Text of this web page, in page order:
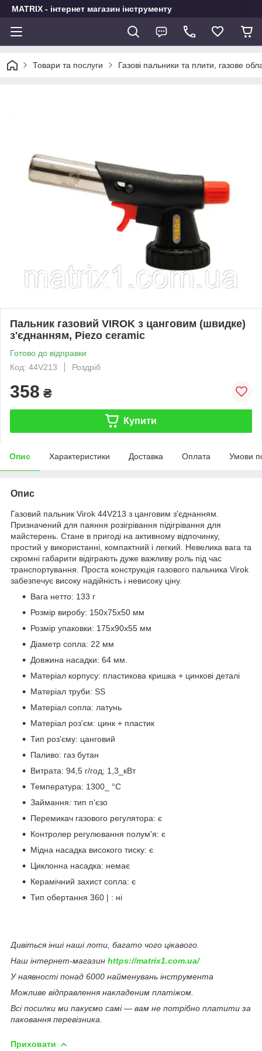
MATRIX - інтернет магазин інструменту
Товари та послуги Газові пальники та плити, газове
Пальник газовий VIROK з цанговим (швидке)
з'єднанням, Piezo ceramic
Готово до відправки
Код: 44V213
Роздріб
358 ₴
Купити
Опис Характеристики Доставка Оплата Умови
Опис
Газовий пальник Virok 44V213 з цанговим з'єднанням.
Призначений для паяння розігрівання підігрівання для
майстерень. Стане в пригоді на активному відпочинку,
простий у використанні, компактний і легкий. Невелика вага та
скромні габарити відіграють дуже важливу роль під час
транспортування. Проста конструкція газового пальника Virok
забезпечує високу надійність і невисоку ціну.
Вага нетто: 133 г
Розмір виробу: 150х75х50 мм
Розмір упаковки: 175х90х55 мм
Діаметр сопла: 22 мм
Довжина насадки: 64 мм.
Матеріал корпусу: пластикова кришка + цинкові деталі
Матеріал труби: SS
Матеріал сопла: латунь
Матеріал роз'єм: цинк + пластик
Тип роз'єму: цанговий
Паливо: газ бутан
Витрата: 94,5 г/год; 1,3_кВт
Температура: 1300_ °C
Займання: тип п'єзо
Перемикач газового регулятора: є
Контролер регулювання полум'я: є
Мідна насадка високого тиску: є
Циклонна насадка: немає
Керамічний захист сопла: є
Тип обертання 360 | : ні
Дивіться інші наші лоти, багато чого цікавого.
Наш інтернет-магазин https://matrix1.com.ua/
У наявності понад 6000 найменувань інструмента
Можливе відправлення накладеним платіжом.
Всі посилки ми пакуємо самі — вам не потрібно платити за
паковання перевізника.
Приховати